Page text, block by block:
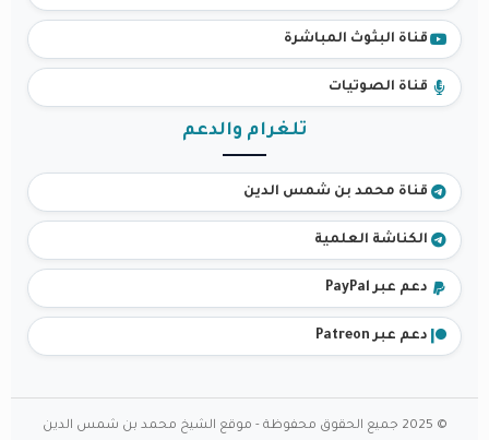
قناة البثوث المباشرة
قناة الصوتيات
تلغرام والدعم
قناة محمد بن شمس الدين
الكناشة العلمية
دعم عبر PayPal
دعم عبر Patreon
© 2025 جميع الحقوق محفوظة - موقع الشيخ محمد بن شمس الدين